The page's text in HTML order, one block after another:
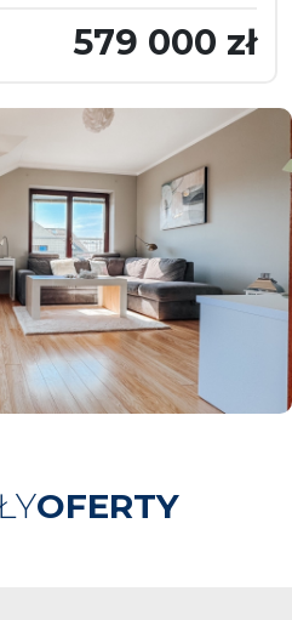
579 000 zł
OFERTY